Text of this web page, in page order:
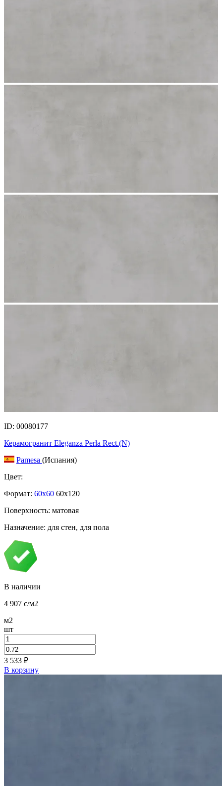
ID: 00080177
Керамогранит Eleganza Perla Rect.(N)
Pamesa (Испания)
Цвет:
Формат: 60x60 60x120
Поверхность: матовая
Назначение: для стен, для пола
В наличии
4 907 c/м2
м2
шт
3 533 ₽
В корзину